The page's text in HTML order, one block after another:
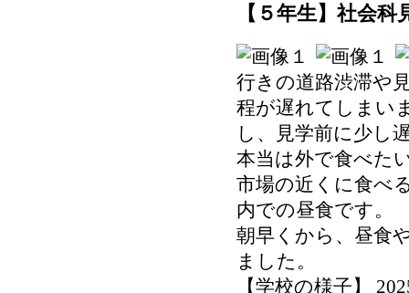
【５年生】社会科
行きの道路渋滞や
程が遅れてしまい
し、見学前に少し
本当は外で食べた
市場の近くに食べ
内での昼食です。
朝早くから、昼食
ました。
【学校の様子】